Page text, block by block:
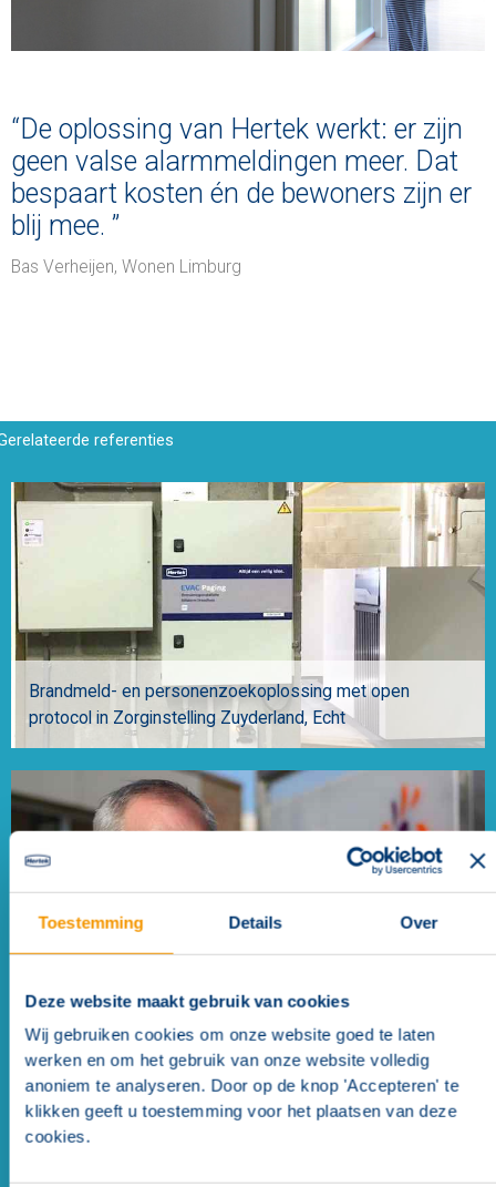
Toestemming Details Over
Deze website maakt gebruik van cookies
Wij gebruiken cookies om onze website goed te laten
werken en om het gebruik van onze website volledig
anoniem te analyseren. Door op de knop 'Accepteren' te
klikken geeft u toestemming voor het plaatsen van deze
cookies.
“De oplossing van Hertek werkt: er zijn
geen valse alarmmeldingen meer. Dat
bespaart kosten én de bewoners zijn er
blij mee. ”
Bas Verheijen, Wonen Limburg
referenties
Brandmeld- en personenzoekoplossing met open
protocol in Zorginstelling Zuyderland
Echt
ouderenzorg VITA Rijen